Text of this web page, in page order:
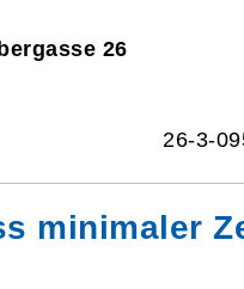
26
26-3-
minimaler